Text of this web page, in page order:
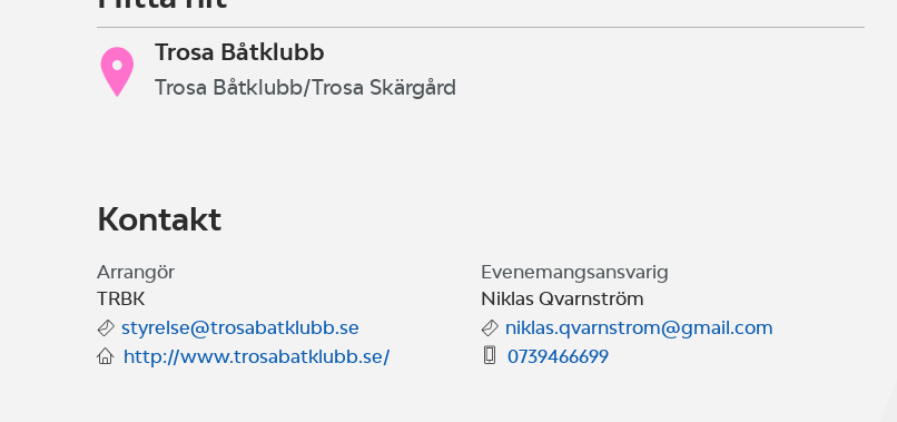
Trosa Båtklubb
Trosa Båtklubb/Trosa Skärgård
Kontakt
Arrangör
TRBK
styrelse@trosabatklubb.se
http://www.trosabatklubb.se/
Evenemangsansvarig
Niklas Qvarnström
niklas.qvarnstrom@gmail.com
0739466699